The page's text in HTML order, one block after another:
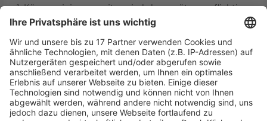
1. Körperreinigungszeiten sind als vergütungspflichtige
Arbeitszeit anzusehen, wenn sie mit der eigentlichen
Tätigkeit oder der Art und Weise ihrer Erbringung
unmittelbar zusammenhängen und deshalb
ausschließlich der Befriedigung eines fremden
Bedürfnisses dienen. Öffentlich-rechtliche und
arbeitsschutzrechtliche Vorschriften können für die
Abgrenzung und Beurteilung des jeweiligen Einzelfalls
Orientierungshilfen bieten (Rn. 25 ff.).